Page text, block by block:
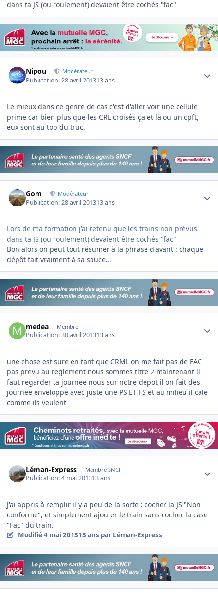
dans ta JS (ou roulement) devaient être cochés "fac"
Nipou Modérateur
Publication:28 avril 201313 ans
Le mieux dans ce genre de cas c'est d'aller voir une cellule
prime car bien plus que les CRL croisés ça et là ou un cpft,
eux sont au top du truc.
Gom Modérateur
Publication:28 avril 201313 ans
Lors de ma formation j'ai retenu que les trains non prévus
dans ta JS (ou roulement) devaient être cochés "fac"
Bon alors on peut tout résumer à la phrase d'avant : chaque
dépôt fait vraiment à sa sauce...
medea Membre
Publication:30 avril 201313 ans
une chose est sure en tant que CRML on me fait pas de FAC
pas prevu au reglement nous sommes titre 2 maintenant il
faut regarder ta journee nous sur notre depot il on fait des
journee enveloppe avec juste une PS ET FS et au milieu il cale
comme ils veulent
Léman-Express Membre SNCF
Publication:4 mai 201313 ans
J'ai appris à remplir il y a peu de la sorte : cocher la JS "Non
conforme", et simplement ajouter le train sans cocher la case
"Fac" du train.
Modifié4 mai 201313 ans par Léman-Express